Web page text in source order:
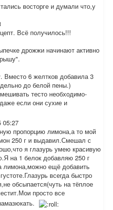
восторге и думали что,у
Всё получилось!!!
дрожжи начинают активно
Вместо 6 желтков добавила 3
до белой пены.)
тесто необходимо-
если они сухие и
05:27
пропорцию лимона,а то мой
250 г и выдавил.Смешал с
я глазурь умею красивую
на 1 белок добавляю 250 г
лимона,можно ещё добавить
всегда быстро
обсыпается(чуть на тёплое
просто все